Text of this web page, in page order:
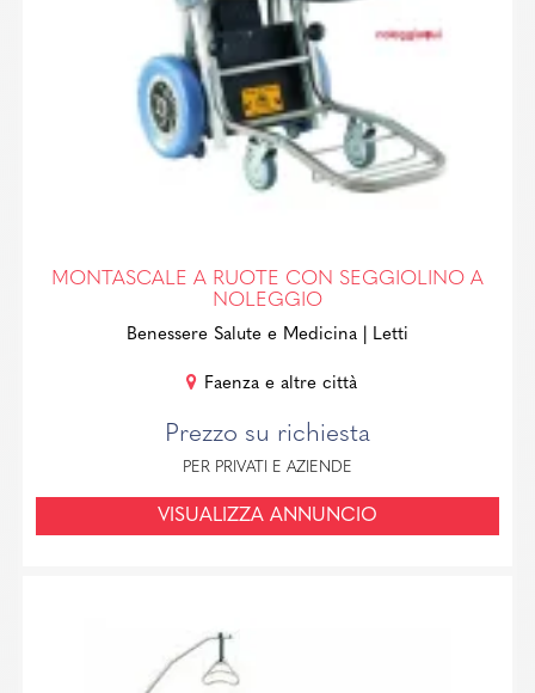
MONTASCALE A RUOTE CON SEGGIOLINO A
NOLEGGIO
Benessere Salute e Medicina | Letti
Faenza e altre città
Prezzo su richiesta
PER PRIVATI E AZIENDE
VISUALIZZA ANNUNCIO